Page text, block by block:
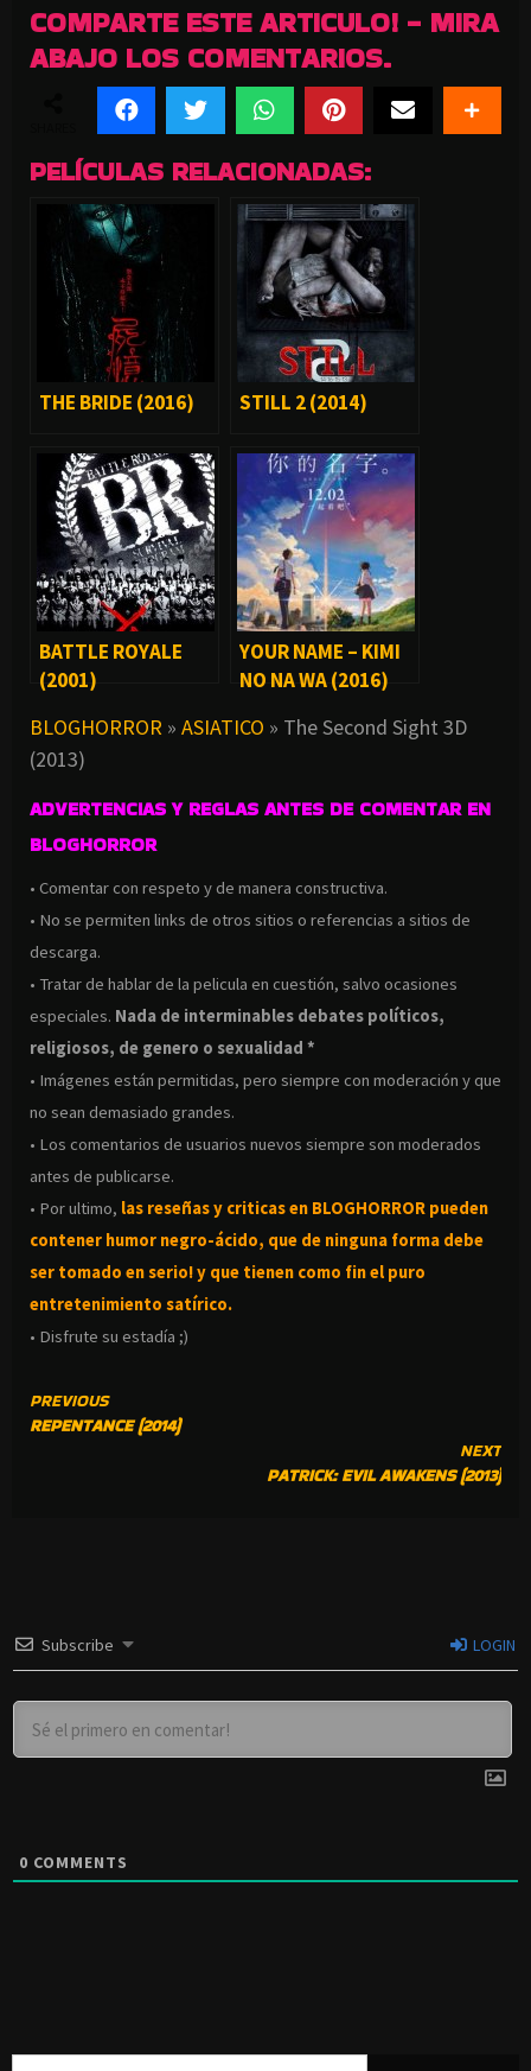
COMPARTE ESTE ARTICULO! - MIRA
ABAJO LOS COMENTARIOS.
PELÍCULAS RELACIONADAS:
THE BRIDE (2016) STILL 2 (2014)
BATTLE ROYALE
(2001)
YOUR NAME – KIMI
NO NA WA (2016)
BLOGHORROR » ASIATICO » The Second Sight 3D
(2013)
ADVERTENCIAS Y REGLAS ANTES DE COMENTAR EN
BLOGHORROR
• Comentar con respeto y de manera constructiva.
• No se permiten links de otros sitios o referencias a sitios de
descarga.
• Tratar de hablar de la pelicula en cuestión, salvo ocasiones
especiales. Nada de interminables debates políticos,
religiosos, de genero o sexualidad *
• Imágenes están permitidas, pero siempre con moderación y que
no sean demasiado grandes.
• Los comentarios de usuarios nuevos siempre son moderados
antes de publicarse.
• Por ultimo, las reseñas y criticas en BLOGHORROR pueden
contener humor negro-ácido, que de ninguna forma debe
ser tomado en serio! y que tienen como fin el puro
entretenimiento satírico.
• Disfrute su estadía ;)
CONTINUE
READING
PREVIOUS
REPENTANCE (2014)
NEXT
PATRICK: EVIL AWAKENS (2013)
Subscribe LOGIN
0 COMMENTS